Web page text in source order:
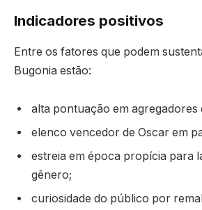
Indicadores positivos
Entre os fatores que podem
Bugonia estão:
alta pontuação em agregadores
elenco vencedor de Oscar em
estreia em época propícia para
gênero;
curiosidade do público por